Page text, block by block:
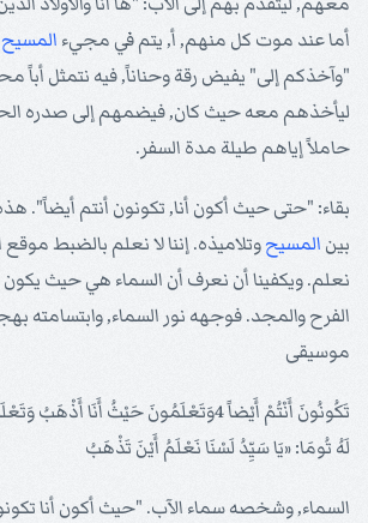
أما عند موت كل منهم, أ, يتم في مجيء المسيح
"وآخذكم إلى" يفيض رقة وحناناً, فيه نتمثل أباً
ليأخذهم معه حيث كان, فيضمهم إلى صدره
حاملاً إياهم طيلة مدة السفر.
بقاء: "حتى حيث أكون أنا, تكونون أنتم أيضاً".
بين المسيحوتلاميذه. إننا لا نعلم بالضبط موقع
نعلم. ويكفينا أن نعرف أن السماء هي حيث يكون
الفرح والمجد. فوجهه نور السماء, وابتسامته
موسيقى
لَهُ تُومَا: «يَا سَيِّدُ لَسْنَا نَعْلَمُ أَيْنَ تَذْهَبُ
السماء, وشخصه سماء الآب. "حيث أكون أنا